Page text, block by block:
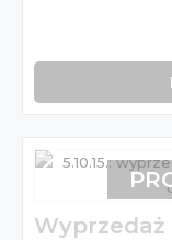
Wyprzedaż